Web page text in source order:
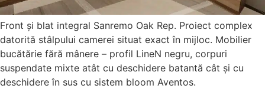
Front și blat integral Sanremo Oak Rep. Proiect complex
datorită stâlpului camerei situat exact în mijloc. Mobilier
bucătărie fără mânere – profil LineN negru, corpuri
suspendate mixte atât cu deschidere batantă cât și cu
deschidere în sus cu sistem bloom Aventos.